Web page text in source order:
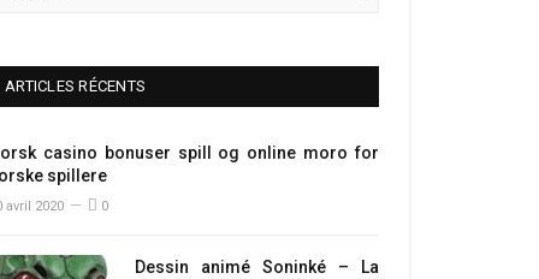
ARTICLES RÉCENTS
casino bonuser spill og online moro for
spillere
avril 2020 0
Dessin animé Soninké – La